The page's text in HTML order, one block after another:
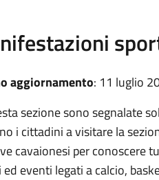
aggiornamento: 11 luglio
sezione sono segnalate
i cittadini a visitare la
cavaionesi per conoscere
eventi legati a calcio,